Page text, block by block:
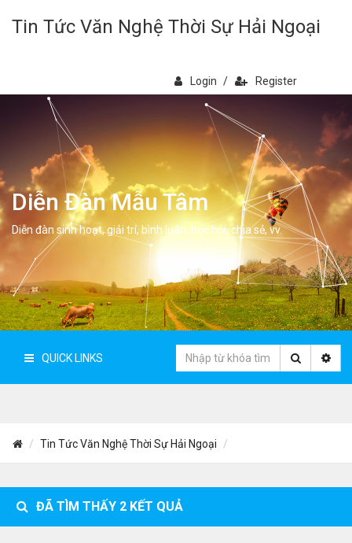
Tin Tức Văn Nghệ Thời Sự Hải Ngoại
Login / Register
Diễn Đàn Mẫu Tâm
Diễn đàn sinh hoạt, giải trí, bình luân, học hỏi, chia sẻ, vv.
QUICK LINKS
Tin Tức Văn Nghệ Thời Sự Hải Ngoại
ĐÃ TÌM THẤY 2 KẾT QUẢ